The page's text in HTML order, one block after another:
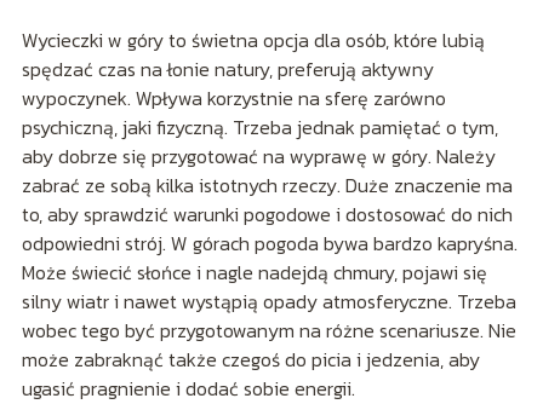
Wycieczki w góry to świetna opcja dla osób, które lubią
spędzać czas na łonie natury, preferują aktywny
wypoczynek. Wpływa korzystnie na sferę zarówno
psychiczną, jaki fizyczną. Trzeba jednak pamiętać o tym,
aby dobrze się przygotować na wyprawę w góry. Należy
zabrać ze sobą kilka istotnych rzeczy. Duże znaczenie ma
to, aby sprawdzić warunki pogodowe i dostosować do nich
odpowiedni strój. W górach pogoda bywa bardzo kapryśna.
Może świecić słońce i nagle nadejdą chmury, pojawi się
silny wiatr i nawet wystąpią opady atmosferyczne. Trzeba
wobec tego być przygotowanym na różne scenariusze. Nie
może zabraknąć także czegoś do picia i jedzenia, aby
ugasić pragnienie i dodać sobie energii.